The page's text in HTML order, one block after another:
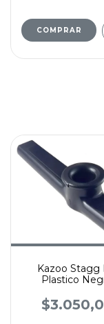
Kazoo Stagg
Plastico